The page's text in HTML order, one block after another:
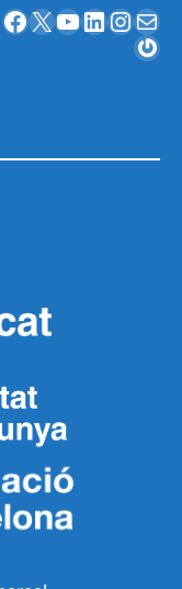
Facebook X YouTube LinkedIn InstagramCorreu electrònic
Gravatar